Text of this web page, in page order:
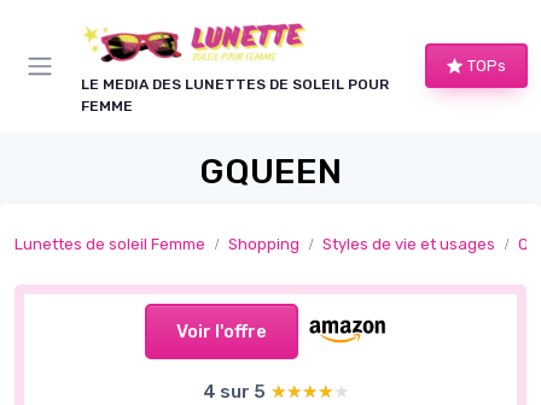
LE MEDIA DES LUNETTES DE SOLEIL POUR
FEMME
TOPs
GQUEEN
Lunettes de soleil Femme Shopping Styles de vie et usages
Voir l'offre
4 sur 5 ★★★★★
★★★★★